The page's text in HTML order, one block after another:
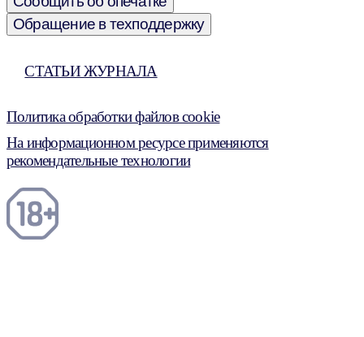
Обращение в техподдержку
СТАТЬИ ЖУРНАЛА
Политика обработки файлов cookie
На информационном ресурсе применяются
рекомендательные технологии